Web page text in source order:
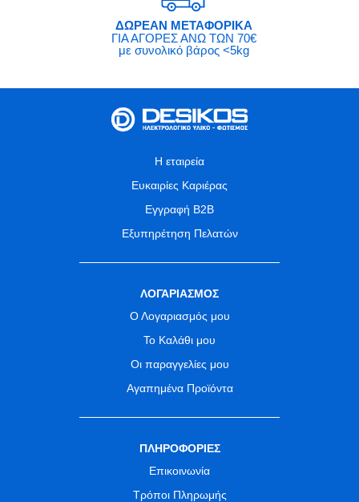
ΔΩΡΕΑΝ ΜΕΤΑΦΟΡΙΚΑ
ΓΙΑ ΑΓΟΡΕΣ ΑΝΩ ΤΩΝ 70€
με συνολικό βάρος <5kg
Η εταιρεία
Ευκαιρίες Καριέρας
Εγγραφή B2B
Εξυπηρέτηση Πελατών
ΛΟΓΑΡΙΑΣΜΟΣ
Ο Λογαριασμός μου
Το Καλάθι μου
Οι παραγγελίες μου
Αγαπημένα Προϊόντα
ΠΛΗΡΟΦΟΡΙΕΣ
Επικοινωνία
Τρόποι Πληρωμής